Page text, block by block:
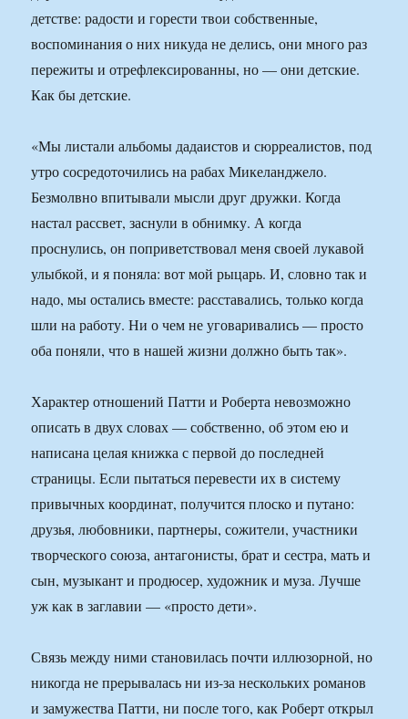
детстве: радости и горести твои собственные,
воспоминания о них никуда не делись, они много раз
пережиты и отрефлексированны, но — они детские.
Как бы детские.
«Мы листали альбомы дадаистов и сюрреалистов, под
утро сосредоточились на рабах Микеланджело.
Безмолвно впитывали мысли друг дружки. Когда
настал рассвет, заснули в обнимку. А когда
проснулись, он поприветствовал меня своей лукавой
улыбкой, и я поняла: вот мой рыцарь. И, словно так и
надо, мы остались вместе: расставались, только когда
шли на работу. Ни о чем не уговаривались — просто
оба поняли, что в нашей жизни должно быть так».
Характер отношений Патти и Роберта невозможно
описать в двух словах — собственно, об этом ею и
написана целая книжка с первой до последней
страницы. Если пытаться перевести их в систему
привычных координат, получится плоско и путано:
друзья, любовники, партнеры, сожители, участники
творческого союза, антагонисты, брат и сестра, мать и
сын, музыкант и продюсер, художник и муза. Лучше
уж как в заглавии — «просто дети».
Связь между ними становилась почти иллюзорной, но
никогда не прерывалась ни из-за нескольких романов
и замужества Патти, ни после того, как Роберт открыл